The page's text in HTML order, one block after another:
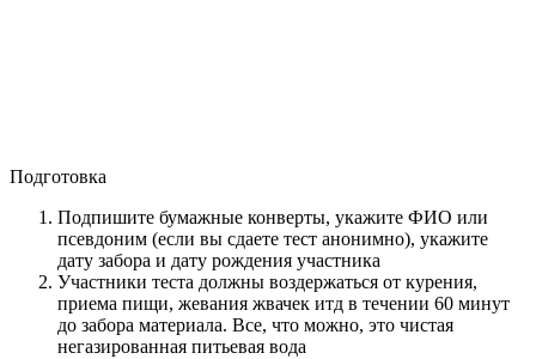
Подготовка
Подпишите бумажные конверты, укажите ФИО или
псевдоним (если вы сдаете тест анонимно), укажите
дату забора и дату рождения участника
Участники теста должны воздержаться от курения,
приема пищи, жевания жвачек итд в течении 60 минут
до забора материала. Все, что можно, это чистая
негазированная питьевая вода